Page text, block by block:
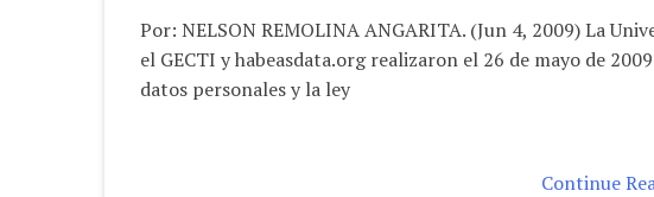
Por: NELSON REMOLINA ANGARITA. (Jun 4, 2009) La
el GECTI y habeasdata.org realizaron el 26 de mayo de
datos personales y la ley
Continue